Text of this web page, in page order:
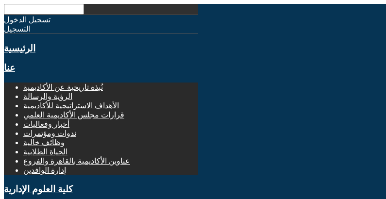
تسجيل الدخول
التسجيل
الرئيسية
عنا
نُبذة تاريخية عن الأكاديمية
الرؤية والرسالة
الأهداف الاستراتيجية للأكاديمية
قرارات مجلس الأكاديمية العلمي
أخبار وفعاليات
ندوات ومؤتمرات
وظائف خالية
الحياة الطلابية
عناوين الأكاديمية بالقاهرة والفروع
إدارة الوافدين
كلية العلوم الإدارية